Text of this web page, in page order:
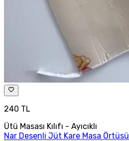
240 TL
Ütü Masası Kılıfı - Ayıcıklı
Nar Desenli Jüt Kare Masa Örtüsü